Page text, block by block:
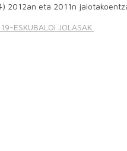
2012an eta 2011n
ESKUBALOI JOLASAK.